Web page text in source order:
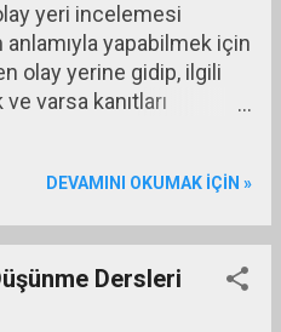
yeri incelemesi
yapabilmek için
olay yerine gidip, ilgili
varsa kanıtları
ön yargılardan
çabalansın hiç bir iz
mükemmellikle
yok denecek kadar
DEVAMINI OKUMAK IÇIN »
Dersleri